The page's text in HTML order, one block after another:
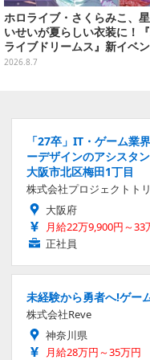
ホロライブ・さくらみこ、
いせいが夏らしい衣装に！
ライブドリームス』新イベ
「シンクロする夏のスパーク
2026.8.7
「27卒」IT・ゲーム業
ーデザインのアシスタ
大阪市北区梅田1丁目
株式会社プロジェクトト
大阪府
月給22万9,900円～33
正社員
未経験から勇者へ!ゲー
株式会社Reve
神奈川県
月給28万円～35万円